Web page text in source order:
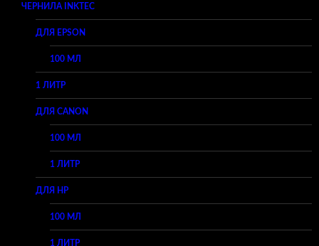
ЧЕРНИЛА INKTEC
ДЛЯ EPSON
100 МЛ
1 ЛИТР
ДЛЯ CANON
100 МЛ
1 ЛИТР
ДЛЯ HP
100 МЛ
1 ЛИТР